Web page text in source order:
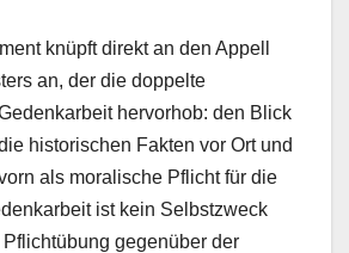
knüpft direkt an den Appell
an, der die doppelte
hervorhob: den Blick
historischen Fakten vor Ort und
als moralische Pflicht für die
ist kein Selbstzweck
gegenüber der